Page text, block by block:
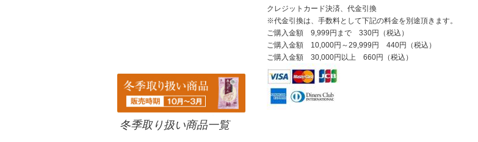
クレジットカード決済、代金引換
※代金引換は、手数料として下記の料金を別途頂きます。
ご購入金額 9,999円まで 330円（税込）
ご購入金額 10,000円～29,999円 440円（税込）
ご購入金額 30,000円以上 660円（税込）
冬季取り扱い商品一覧